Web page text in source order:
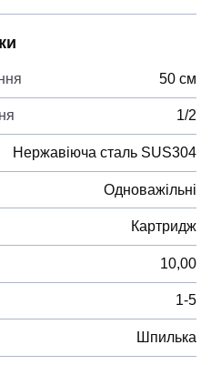
50 см
1/2
Нержавіюча сталь SUS304
Одноважільні
Картридж
10,00
1-5
Шпилька